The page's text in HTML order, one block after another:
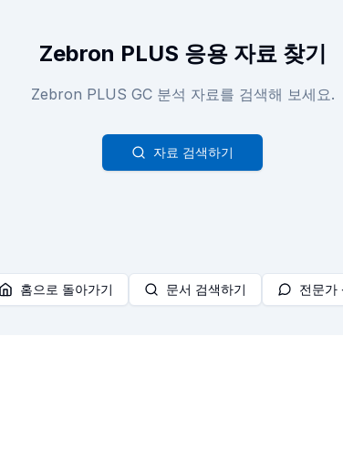
Zebron PLUS 응용 자료 찾기
Zebron PLUS GC 분석 자료를 검색해 보세요.
자료 검색하기
홈으로 돌아가기 문서 검색하기 전문가